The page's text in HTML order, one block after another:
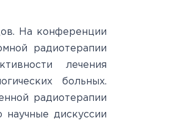
На конференции
радиотерапии
лечения
больных.
радиотерапии
дискуссии